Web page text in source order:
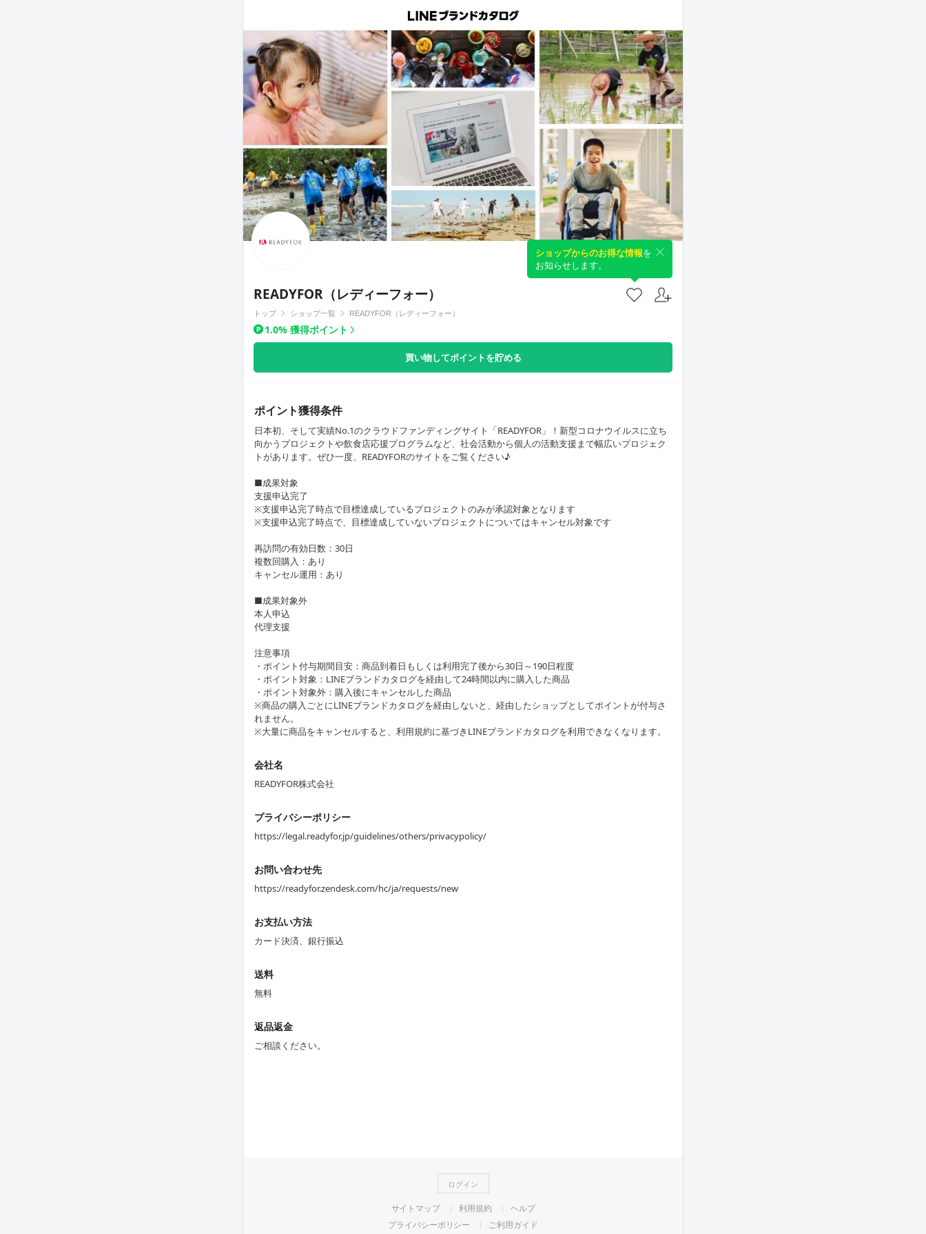
READYFOR（レディーフォー）
ショップからのお得な情報を
お知らせします。
トップ ショップ一覧 READYFOR（レディーフォー）
1.0% 獲得ポイント
買い物してポイントを貯める
ポイント獲得条件
日本初、そして実績No.1のクラウドファンディングサイト「READYFOR」！新型コロナウイルスに立ち
向かうプロジェクトや飲食店応援プログラムなど、社会活動から個人の活動支援まで幅広いプロジェク
トがあります。ぜひ一度、READYFORのサイトをご覧ください♪
■成果対象
支援申込完了
※支援申込完了時点で目標達成しているプロジェクトのみが承認対象となります
※支援申込完了時点で、目標達成していないプロジェクトについてはキャンセル対象です
再訪問の有効日数：30日
複数回購入：あり
キャンセル運用：あり
■成果対象外
本人申込
代理支援
注意事項
・ポイント付与期間目安：商品到着日もしくは利用完了後から30日～190日程度
・ポイント対象：LINEブランドカタログを経由して24時間以内に購入した商品
・ポイント対象外：購入後にキャンセルした商品
※商品の購入ごとにLINEブランドカタログを経由しないと、経由したショップとしてポイントが付与さ
れません。
※大量に商品をキャンセルすると、利用規約に基づきLINEブランドカタログを利用できなくなります。
会社名
READYFOR株式会社
プライバシーポリシー
https://legal.readyfor.jp/guidelines/others/privacypolicy/
お問い合わせ先
https://readyfor.zendesk.com/hc/ja/requests/new
お支払い方法
カード決済、銀行振込
送料
無料
返品返金
ご相談ください。
ログイン
サイトマップ 利用規約
ヘルプ
プライバシーポリシー
ご利用ガイド